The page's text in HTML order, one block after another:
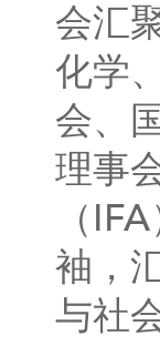
会汇
化学
会、
理事
（
袖，
与社